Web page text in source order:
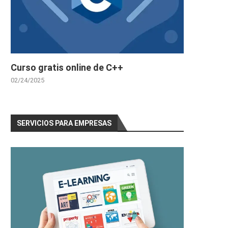
Curso gratis online de C++
02/24/2025
SERVICIOS PARA EMPRESAS